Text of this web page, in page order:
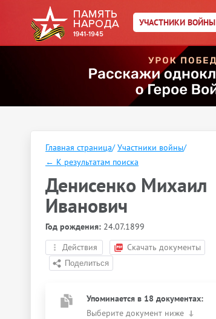
УЧАСТНИКИ ВОЙНЫ
Главная страница/ Участники войны/
← К результатам поиска
Денисенко Михаил
Иванович
Год рождения: 24.07.1899
Действия
Скачать документы
Упоминается в 18 документах:
Выберите документ ниже